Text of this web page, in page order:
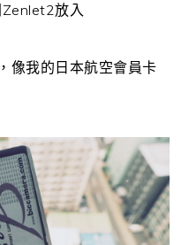
放入
像我的日本航空會員卡